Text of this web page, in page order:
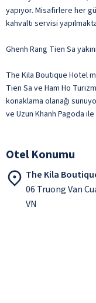
yapıyor. Misafirlere her
kahvaltı servisi
Ghenh Rang Tien Sa
The Kila Boutique Hotel
Tien Sa ve Ham Ho
konaklama olanağı
ve Uzun Khanh Pagoda
Otel Konumu
The Kila
06 Truong Van
VN